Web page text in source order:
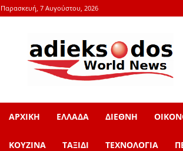
Παρασκευή, 7 Αυγούστου, 2026
adieksodos.gr
ΑΡΧΙΚΗ ΕΛΛΑΔΑ ΔΙΕΘΝΗ
ΚΟΥΖΙΝΑ ΤΑΞΙΔΙ ΤΕΧΝΟΛΟΓΙΑ